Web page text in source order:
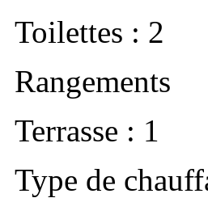
Toilettes : 2
Rangements
Terrasse : 1
Type de